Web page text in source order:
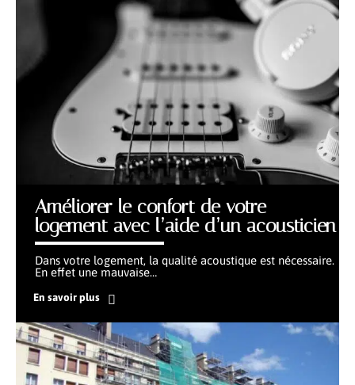
Améliorer le confort de votre
logement avec l’aide d’un acousticien
Dans votre logement, la qualité acoustique est nécessaire.
En effet une mauvaise…
En savoir plus